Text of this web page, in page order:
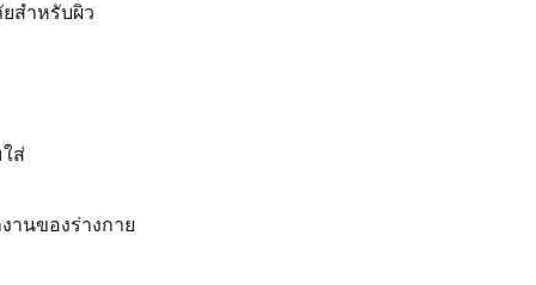
สำหรับผิว
ส่
านของร่างกาย